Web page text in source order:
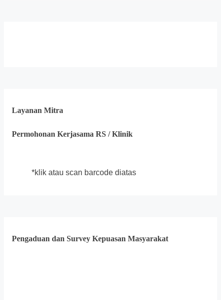
Layanan Mitra
Permohonan Kerjasama RS / Klinik
*klik atau scan barcode diatas
Pengaduan dan Survey Kepuasan Masyarakat